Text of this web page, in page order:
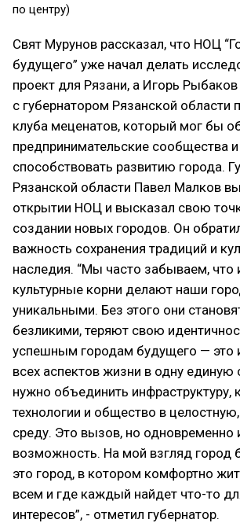
по центру)
Свят Мурунов рассказал, что НОЦ
будущего” уже начал делать
проект для Рязани, а Игорь
с губернатором Рязанской области
клуба меценатов, который мог бы
предпринимательские сообщества и
способствовать развитию города.
Рязанской области Павел Малков
открытии НОЦ и высказал свою
создании новых городов. Он
важность сохранения традиций и
наследия. “Мы часто забываем, что
культурные корни делают наши
уникальными. Без этого они
безликими, теряют свою
успешным городам будущего — это
всех аспектов жизни в одну единую
нужно объединить инфраструктуру,
технологии и общество в
среду. Это вызов, но одновременно
возможность. На мой взгляд город
это город, в котором комфортно
всем и где каждый найдет что-то
интересов”, - отметил губернатор.